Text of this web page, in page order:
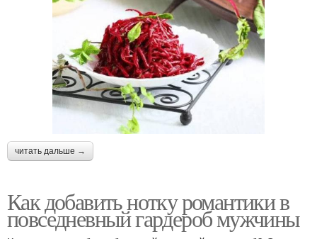
читать дальше →
Как добавить нотку романтики в
повседневный гардероб мужчины